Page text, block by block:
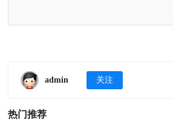
admin 关注
热门推荐